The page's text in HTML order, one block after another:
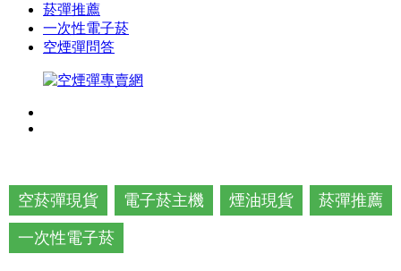
菸彈推薦
一次性電子菸
空煙彈問答
空菸彈現貨 電子菸主機 煙油現貨 菸彈推薦
一次性電子菸